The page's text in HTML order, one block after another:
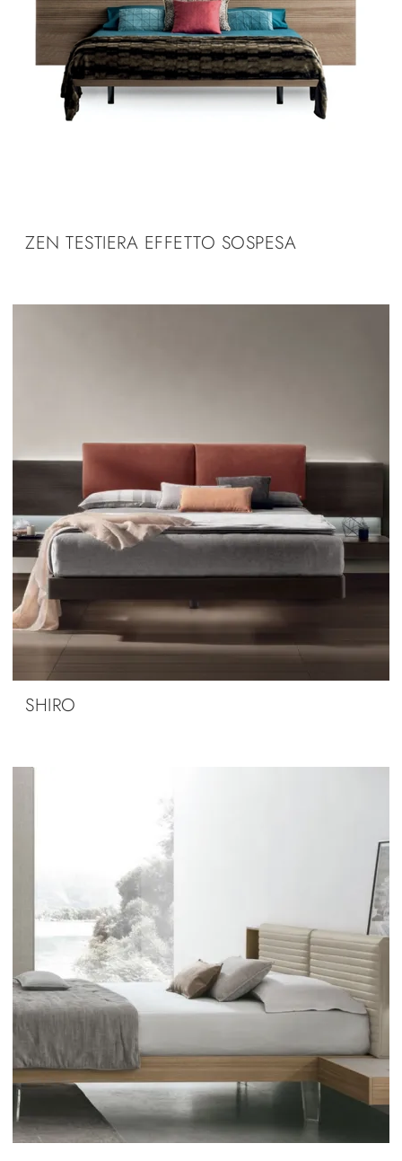
ZEN TESTIERA EFFETTO SOSPESA
SHIRO